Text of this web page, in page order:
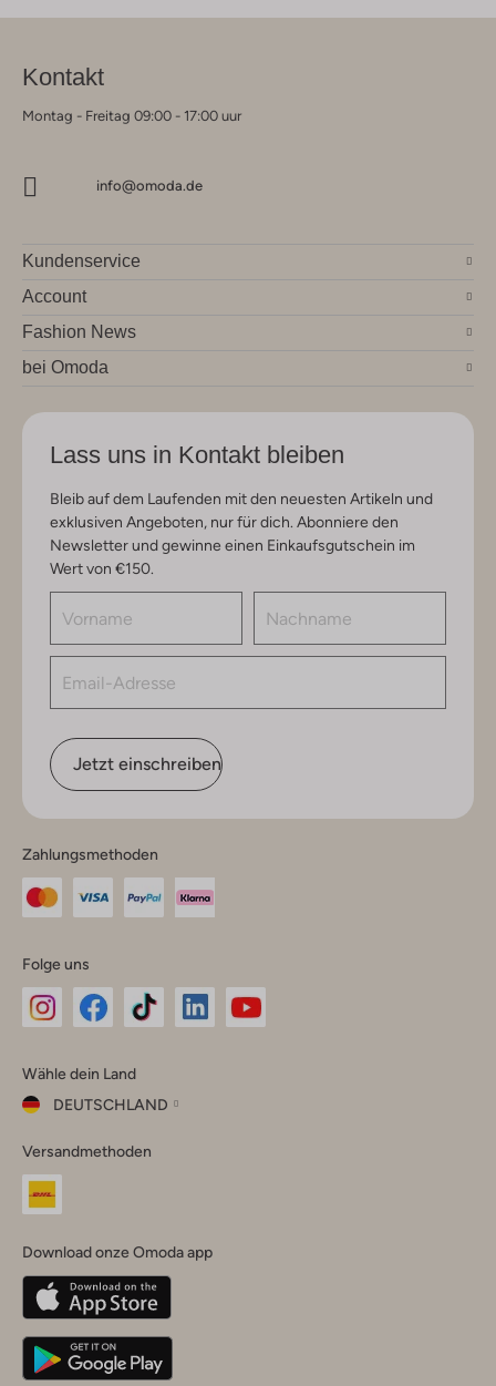
Kontakt
Montag - Freitag 09:00 - 17:00 uur
info@omoda.de
Kundenservice
Account
Fashion News
bei Omoda
Lass uns in Kontakt bleiben
Bleib auf dem Laufenden mit den neuesten Artikeln und
exklusiven Angeboten, nur für dich. Abonniere den
Newsletter und gewinne einen Einkaufsgutschein im
Wert von €150.
Jetzt einschreiben
Zahlungsmethoden
Folge uns
Instagram
Facebook
TikTok
Wähle dein Land
DEUTSCHLAND
dein
Land
Belgique(Français)
Deutschland
Versandmethoden
Download onze Omoda app